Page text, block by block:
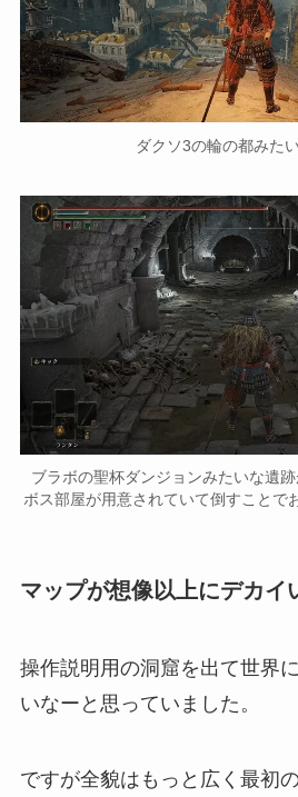
ダクソ3の輪の都みた
ブラボの聖杯ダンジョンみたいな遺跡
ボス部屋が用意されていて倒すことで
マップが想像以上にデカイ
操作説明用の洞窟を出て世界
いなーと思っていました。
ですが全貌はもっと広く最初